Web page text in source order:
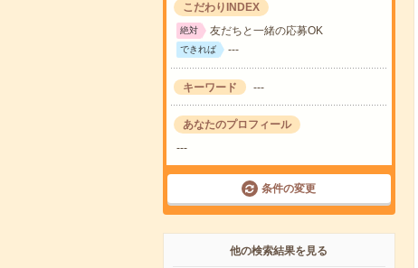
こだわりINDEX
絶対 友だちと一緒の応募OK
できれば ---
キーワード ---
あなたのプロフィール
---
条件の変更
他の検索結果を見る